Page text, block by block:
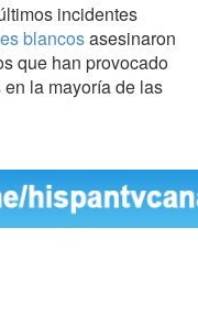
incidentes
blancosasesinaron
que han provocado
la mayoría de las